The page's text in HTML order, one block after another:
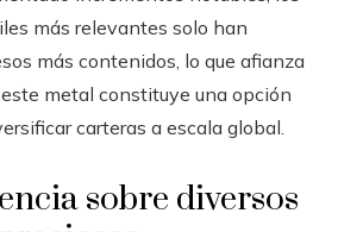
más relevantes solo han
más contenidos, lo que afianza
metal constituye una opción
carteras a escala global.
sobre diversos